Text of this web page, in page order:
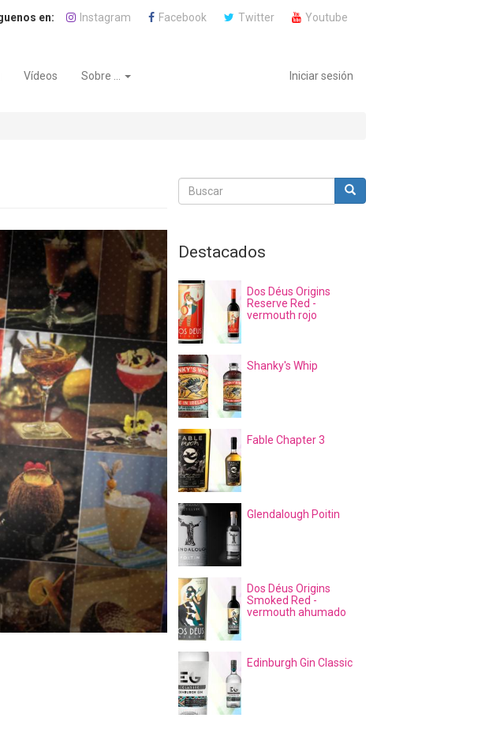
Instagram Facebook Twitter Youtube
Vídeos Sobre ... Iniciar sesión
Buscar
Buscar Buscar
Destacados
Dos Déus Origins
Reserve Red -
vermouth rojo
Shanky's Whip
Fable Chapter 3
Glendalough Poitin
Dos Déus Origins
Smoked Red -
vermouth ahumado
Edinburgh Gin Classic